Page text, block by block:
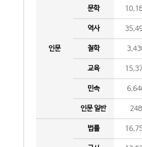
인문
문학
역사
철학
교육
민속
인문 일반 248
법률